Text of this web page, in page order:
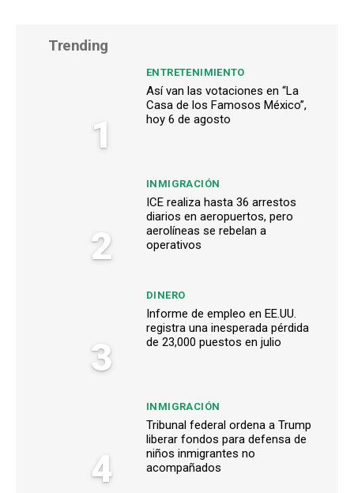
Trending
1
ENTRETENIMIENTO
Así van las votaciones en “La
Casa de los Famosos México”,
hoy 6 de agosto
2
INMIGRACIÓN
ICE realiza hasta 36 arrestos
diarios en aeropuertos, pero
aerolíneas se rebelan a
operativos
3
DINERO
Informe de empleo en EE.UU.
registra una inesperada pérdida
de 23,000 puestos en julio
4
INMIGRACIÓN
Tribunal federal ordena a Trump
liberar fondos para defensa de
niños inmigrantes no
acompañados